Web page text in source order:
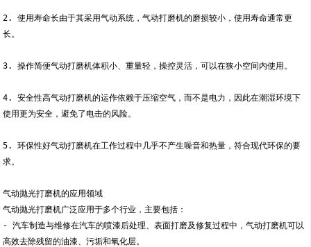
2. 使用寿命长由于其采用气动系统，气动打磨机的磨损较小，使用寿命通常更
长。
3. 操作简便气动打磨机体积小、重量轻，操控灵活，可以在狭小空间内使用。
4. 安全性高气动打磨机的运作依赖于压缩空气，而不是电力，因此在潮湿环境下
使用更为安全，避免了电击的风险。
5. 环保性好气动打磨机在工作过程中几乎不产生噪音和热量，符合现代环保的要
求。
气动抛光打磨机的应用领域
气动抛光打磨机广泛应用于多个行业，主要包括：
- 汽车制造与维修在汽车的喷漆后处理、表面打磨及修复过程中，气动打磨机可以
高效去除残留的油漆、污垢和氧化层。